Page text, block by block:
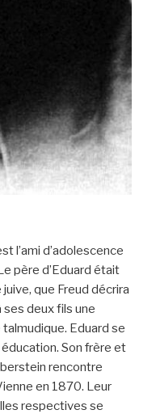
l’ami d’adolescence
père d’Eduard était
que Freud décrira
ses deux fils une
Eduard se
Son frère et
rencontre
en 1870. Leur
respectives se